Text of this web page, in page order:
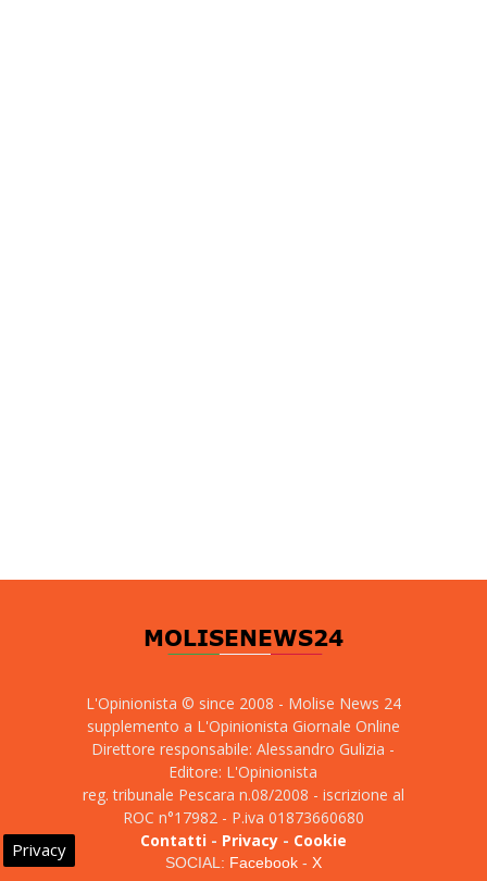
L'Opinionista © since 2008 - Molise News 24
supplemento a L'Opinionista Giornale Online
Direttore responsabile: Alessandro Gulizia -
Editore: L'Opinionista
reg. tribunale Pescara n.08/2008 - iscrizione al
ROC n°17982 - P.iva 01873660680
Contatti- Privacy- Cookie
SOCIAL: Facebook- X
Privacy